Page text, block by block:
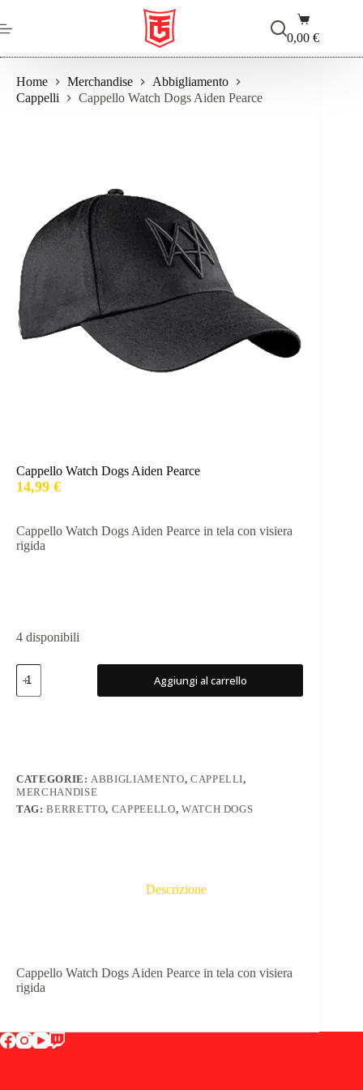
al
contenuto
Carrello
0,00€
Home Merchandise
Abbigliamento
Cappelli
Cappello Watch Dogs Aiden Pearce
Cappello Watch Dogs Aiden Pearce
14,99 €
Cappello Watch Dogs Aiden Pearce in tela con visiera
rigida
4 disponibili
Cappello
Watch
Dogs
Aggiungi al carrello
CATEGORIE: ABBIGLIAMENTO, CAPPELLI,
MERCHANDISE
TAG:BERRETTO, CAPPEELLO, WATCH DOGS
Descrizione
Cappello Watch Dogs Aiden Pearce in tela con visiera
rigida